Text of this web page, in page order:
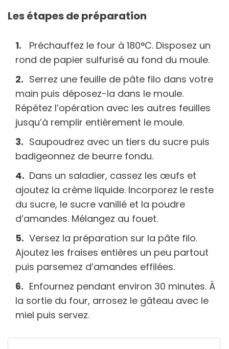
Les étapes de préparation
Préchauffez le four à 180°C. Disposez un
rond de papier sulfurisé au fond du moule.
Serrez une feuille de pâte filo dans votre
main puis déposez-la dans le moule.
Répétez l’opération avec les autres feuilles
jusqu’à remplir entièrement le moule.
Saupoudrez avec un tiers du sucre puis
badigeonnez de beurre fondu.
Dans un saladier, cassez les œufs et
ajoutez la crème liquide. Incorporez le reste
du sucre, le sucre vanillé et la poudre
d’amandes. Mélangez au fouet.
Versez la préparation sur la pâte filo.
Ajoutez les fraises entières un peu partout
puis parsemez d’amandes effilées.
Enfournez pendant environ 30 minutes. À
la sortie du four, arrosez le gâteau avec le
miel puis servez.